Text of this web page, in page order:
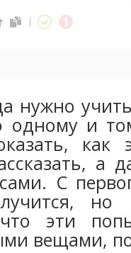
нужно
одному и
как
а
С
но
эти
вещами,